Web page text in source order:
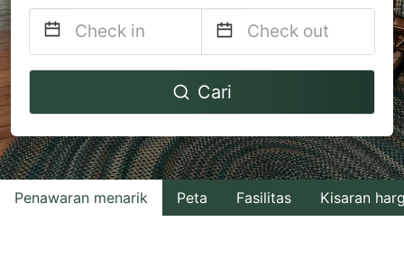
Navigate
to
interact
with
the
Navigate
to
interact
with
the
Cari
Penawaran menarik Peta Fasilitas Kisaran